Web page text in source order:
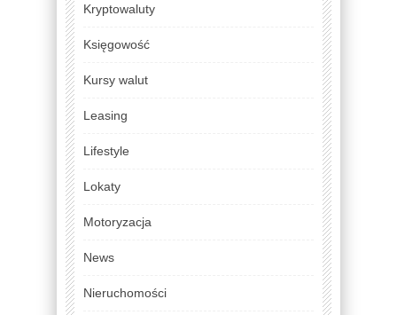
Kryptowaluty
Księgowość
Kursy walut
Leasing
Lifestyle
Lokaty
Motoryzacja
News
Nieruchomości